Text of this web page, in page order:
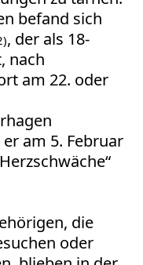
befand sich
, der als 18-
nach
am 22. oder
am 5. Februar
die
oder